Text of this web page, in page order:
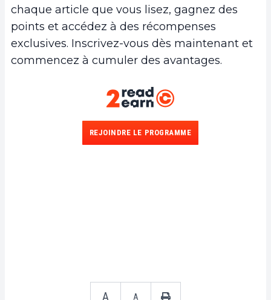
chaque article que vous lisez, gagnez des
points et accédez à des récompenses
exclusives. Inscrivez-vous dès maintenant et
commencez à cumuler des avantages.
REJOINDRE LE PROGRAMME
A A